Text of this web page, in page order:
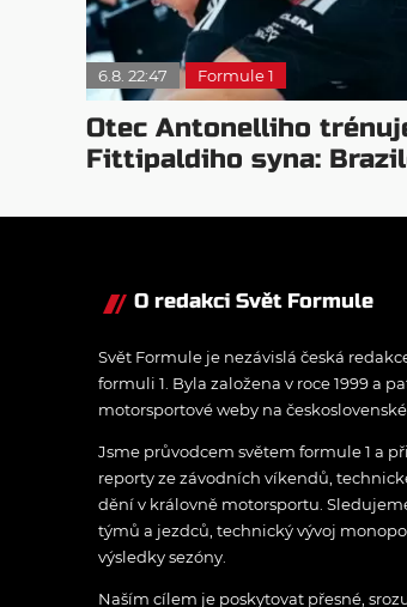
6.8. 22:47 Formule 1
Otec Antonelliho
Fittipaldiho syna:
O redakci Svět Formule
Svět Formule je nezávislá česká
formuli 1. Byla založena v roce 1999 a
motorsportové weby na
Jsme průvodcem světem formule 1 a
reporty ze závodních víkendů,
dění v královně motorsportu.
týmů a jezdců, technický vývoj
výsledky sezóny.
Naším cílem je poskytovat přesné,